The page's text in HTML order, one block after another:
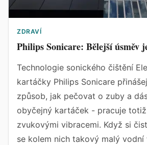
ZDRAVÍ
Philips Sonicare: Bělejší úsměv
Technologie sonického čištění
kartáčky Philips Sonicare
způsob, jak pečovat o zuby a
obyčejný kartáček - pracuje
zvukovými vibracemi. Když si
se kolem nich takový malý vodní